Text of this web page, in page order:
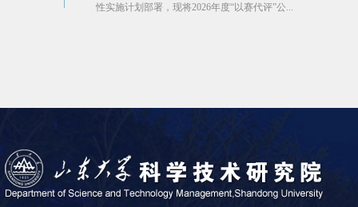
性实施计划部署，现将2026年度“以赛代评”公...